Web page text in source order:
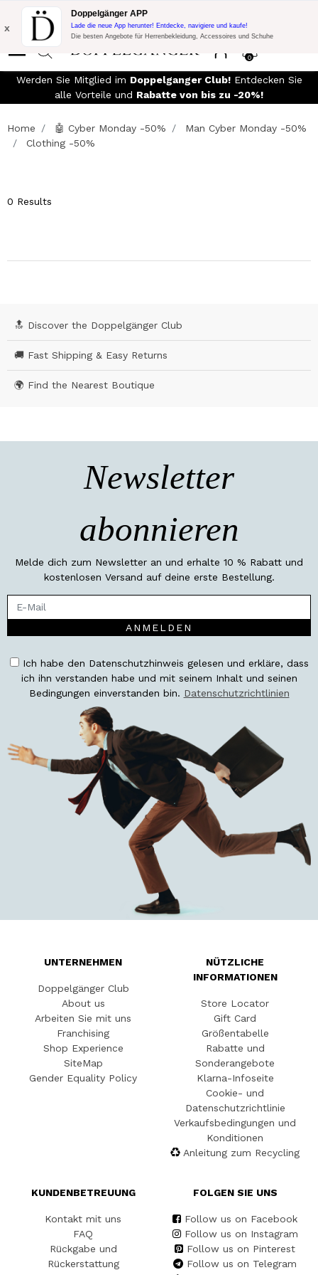
Blitzangebot:
10% Extra-Rabatt auf 300€ Einkauf mit Code:
DOPPEL300
0
x
Doppelgänger APP
Lade die neue App herunter! Entdecke, navigiere und kaufe!
Die besten Angebote für Herrenbekleidung, Accessoires und Schuhe
Werden Sie Mitglied im Doppelganger Club!Entdecken Sie
alle Vorteile und Rabatte von bis zu -20%!
Home 🤖 Cyber Monday -50%
Man Cyber Monday -50%
Clothing -50%
0 Results
🔝 Discover the Doppelgänger Club
🚚 Fast Shipping & Easy Returns
🌍 Find the Nearest Boutique
Newsletter
abonnieren
Melde dich zum Newsletter an und erhalte 10 % Rabatt und
kostenlosen Versand auf deine erste Bestellung.
ANMELDEN
Ich habe den Datenschutzhinweis gelesen und erkläre, dass
ich ihn verstanden habe und mit seinem Inhalt und seinen
Bedingungen einverstanden bin. Datenschutzrichtlinien
UNTERNEHMEN
Doppelgänger Club
About us
Arbeiten Sie mit uns
Franchising
Shop Experience
SiteMap
Gender Equality Policy
NÜTZLICHE
INFORMATIONEN
Store Locator
Gift Card
Größentabelle
Rabatte und
Sonderangebote
Klarna-Infoseite
Cookie- und
Datenschutzrichtlinie
Verkaufsbedingungen und
Konditionen
Anleitung zum Recycling
KUNDENBETREUUNG
Kontakt mit uns
FAQ
Rückgabe und
Rückerstattung
FOLGEN SIE UNS
Follow us on Facebook
Follow us on Instagram
Follow us on Pinterest
Follow us on Telegram